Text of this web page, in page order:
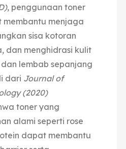
, penggunaan toner
menjaga
sisa kotoran
dan menghidrasi kulit
lembab sepanjang
dari Journal of
(2020)
toner yang
alami seperti rose
dapat membantu